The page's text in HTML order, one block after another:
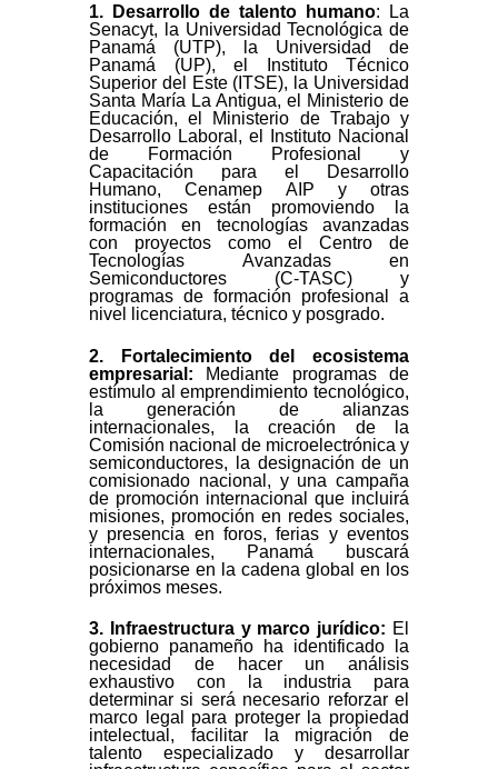
1. Desarrollo de talento humano: La
Senacyt, la Universidad Tecnológica de
Panamá (UTP), la Universidad de
Panamá (UP), el Instituto Técnico
Superior del Este (ITSE), la Universidad
Santa María La Antigua, el Ministerio de
Educación, el Ministerio de Trabajo y
Desarrollo Laboral, el Instituto Nacional
de Formación Profesional y
Capacitación para el Desarrollo
Humano, Cenamep AIP y otras
instituciones están promoviendo la
formación en tecnologías avanzadas
con proyectos como el Centro de
Tecnologías Avanzadas en
Semiconductores (C-TASC) y
programas de formación profesional a
nivel licenciatura, técnico y posgrado.
2. Fortalecimiento del ecosistema
empresarial: Mediante programas de
estímulo al emprendimiento tecnológico,
la generación de alianzas
internacionales, la creación de la
Comisión nacional de microelectrónica y
semiconductores, la designación de un
comisionado nacional, y una campaña
de promoción internacional que incluirá
misiones, promoción en redes sociales,
y presencia en foros, ferias y eventos
internacionales, Panamá buscará
posicionarse en la cadena global en los
próximos meses.
3. Infraestructura y marco jurídico: El
gobierno panameño ha identificado la
necesidad de hacer un análisis
exhaustivo con la industria para
determinar si será necesario reforzar el
marco legal para proteger la propiedad
intelectual, facilitar la migración de
talento especializado y desarrollar